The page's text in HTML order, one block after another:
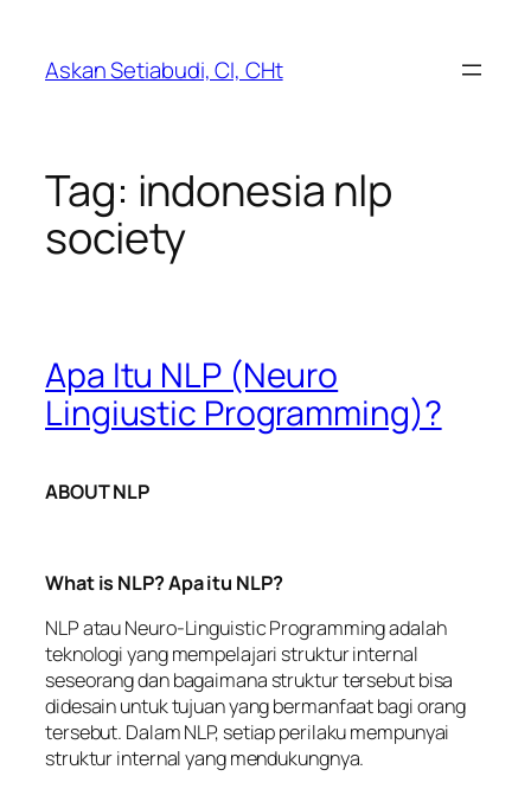
konten
Askan Setiabudi, CI, CHt
Tag: indonesia nlp
society
Apa Itu NLP (Neuro
Lingiustic Programming)?
ABOUT NLP
What is NLP? Apa itu NLP?
NLP atau Neuro-Linguistic Programming adalah
teknologi yang mempelajari struktur internal
seseorang dan bagaimana struktur tersebut bisa
didesain untuk tujuan yang bermanfaat bagi orang
tersebut. Dalam NLP, setiap perilaku mempunyai
struktur internal yang mendukungnya.